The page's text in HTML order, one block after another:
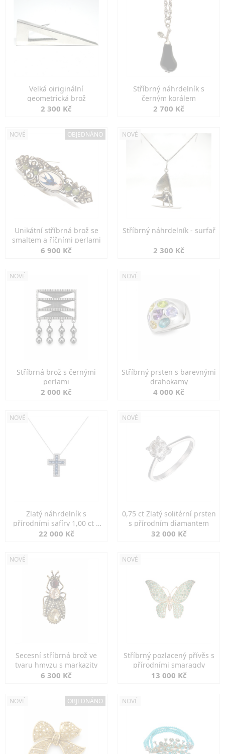
Velká oiriginální
geometrická brož
2 300 Kč
Stříbrný náhrdelník s
černým korálem
2 700 Kč
NOVÉ OBJEDNÁNO
Unikátní stříbrná brož se
smaltem a říčními perlami
6 900 Kč
NOVÉ
Stříbrný náhrdelník - surfař
2 300 Kč
NOVÉ
Stříbrná brož s černými
perlami
2 000 Kč
NOVÉ
Stříbrný prsten s barevnými
drahokamy
4 000 Kč
NOVÉ
Zlatý náhrdelník s
přírodními safíry 1,00 ct a
diamanty
22 000 Kč
NOVÉ
0,75 ct Zlatý solitérní prsten
s přírodním diamantem
32 000 Kč
NOVÉ
Secesní stříbrná brož ve
tvaru hmyzu s markazity
6 300 Kč
NOVÉ
Stříbrný pozlacený přívěs s
přírodními smaragdy
13 000 Kč
NOVÉ OBJEDNÁNO NOVÉ